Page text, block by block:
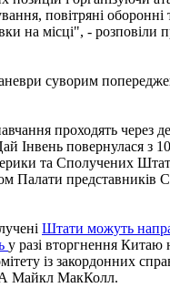
повітряні оборонні
на місці", - розповіли
суворим
проходять через
Інвень повернулася з
та Сполучених
Палати
Штати можуть
у разі вторгнення Китаю
із закордонних
Майкл МакКолл.